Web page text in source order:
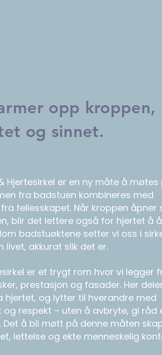
opp kroppen,
og sinnet.
Hjertesirkel er en ny måte å møtes
fra badstuen kombineres med
fellesskapet. Når kroppen åpner
blir det lettere også for hjertet å
badstuøktene setter vi oss i
livet, akkurat slik det er.
er et trygt rom hvor vi legger
prestasjon og fasader. Her
og lytter til hverandre med
og respekt – uten å avbryte, gi råd
Det å bli møtt på denne måten
lettelse og ekte menneskelig